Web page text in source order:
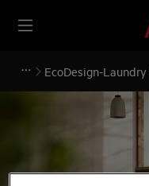
EcoDesign-Laundry